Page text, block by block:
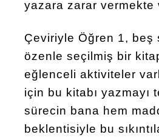
yazara zarar
Çeviriyle Öğren 1,
özenle seçilmiş bir
eğlenceli aktiviteler
için bu kitabı
sürecin bana hem
beklentisiyle bu